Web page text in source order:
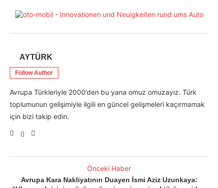
AYTÜRK
Follow Author
Avrupa Türkleriyle 2000’den bu yana omuz omuzayız. Türk
toplumunun gelişimiyle ilgili en güncel gelişmeleri kaçırmamak
için bizi takip edin.
Önceki Haber
Avrupa Kara Nakliyatının Duayen İsmi Aziz Uzunkaya: